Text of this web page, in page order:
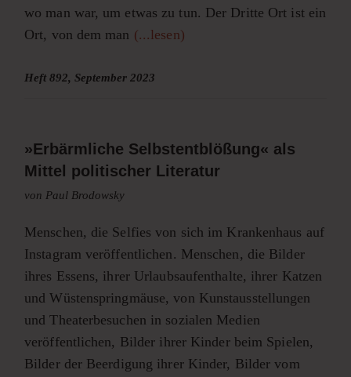
wo man war, um etwas zu tun. Der Dritte Ort ist ein
Ort, von dem man (...lesen)
Heft 892, September 2023
»Erbärmliche Selbstentblößung« als
Mittel politischer Literatur
von Paul Brodowsky
Menschen, die Selfies von sich im Krankenhaus auf
Instagram veröffentlichen. Menschen, die Bilder
ihres Essens, ihrer Urlaubsaufenthalte, ihrer Katzen
und Wüstenspringmäuse, von Kunstausstellungen
und Theaterbesuchen in sozialen Medien
veröffentlichen, Bilder ihrer Kinder beim Spielen,
Bilder der Beerdigung ihrer Kinder, Bilder vom